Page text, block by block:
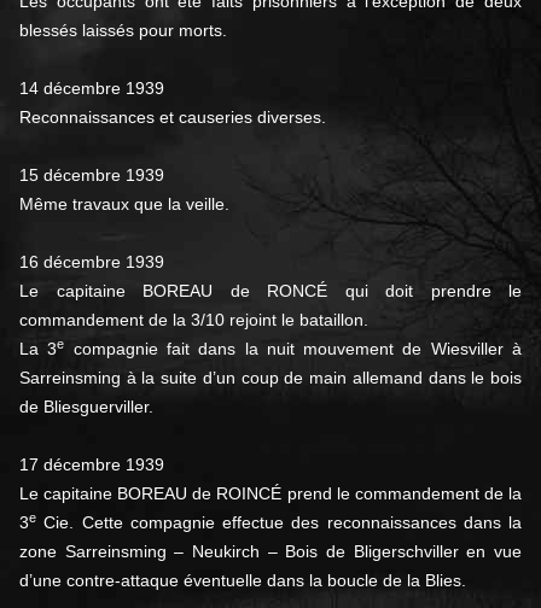
blessés laissés pour morts.
14 décembre 1939
Reconnaissances et causeries diverses.
15 décembre 1939
Même travaux que la veille.
16 décembre 1939
Le capitaine BOREAU de RONCÉ qui doit prendre le
commandement de la 3/10 rejoint le bataillon.
La 3e
compagnie fait dans la nuit mouvement de Wiesviller à
Sarreinsming à la suite d’un coup de main allemand dans le bois
de Bliesguerviller.
17 décembre 1939
Le capitaine BOREAU de ROINCÉ prend le commandement de la
3e Cie. Cette compagnie effectue des reconnaissances dans la
zone Sarreinsming – Neukirch – Bois de Bligerschviller en vue
d’une contre-attaque éventuelle dans la boucle de la Blies.